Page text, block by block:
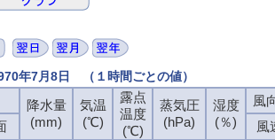
年7月8日 （１時間ごとの値）
降水量
(mm)
気温
(℃)
露点
温度
(℃)
蒸気圧
(hPa)
湿度
(％)
風
風